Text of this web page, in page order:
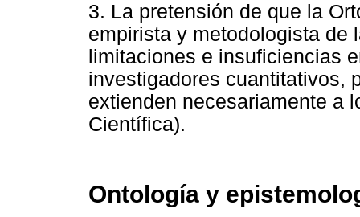
3. La pretensión de que la
empirista y metodologista de
limitaciones e insuficiencias
investigadores cuantitativos,
extienden necesariamente a
Científica).
Ontología y